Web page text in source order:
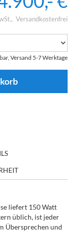
Versandkostenfrei
Versand 5-7 Werktage
liefert 150 Watt
üblich, ist jeder
Übersprechen und